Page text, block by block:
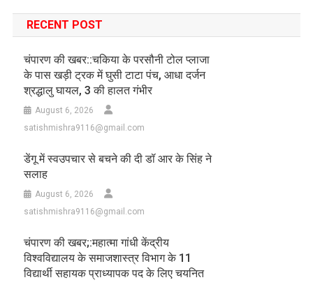
RECENT POST
चंपारण की खबर::चकिया के परसौनी टोल प्लाजा
के पास खड़ी ट्रक में घुसी टाटा पंच, आधा दर्जन
श्रद्धालु घायल, 3 की हालत गंभीर
August 6, 2026
satishmishra9116@gmail.com
डेंगू में स्वउपचार से बचने की दी डॉ आर के सिंह ने
सलाह
August 6, 2026
satishmishra9116@gmail.com
चंपारण की खबर;:महात्मा गांधी केंद्रीय
विश्वविद्यालय के समाजशास्त्र विभाग के 11
विद्यार्थी सहायक प्राध्यापक पद के लिए चयनित